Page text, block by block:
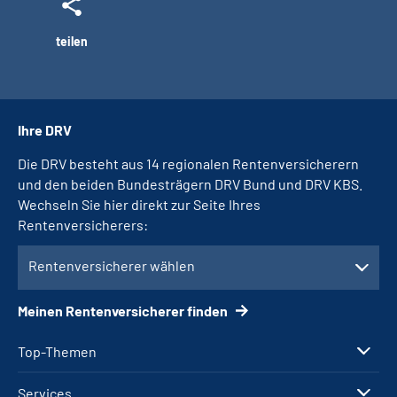
teilen
Top-Themen
Services
Ihre DRV
Die DRV besteht aus 14 regionalen Rentenversicherern
und den beiden Bundesträgern DRV Bund und DRV KBS.
Wechseln Sie hier direkt zur Seite Ihres
Rentenversicherers:
Rentenversicherer wählen
Meinen Rentenversicherer finden